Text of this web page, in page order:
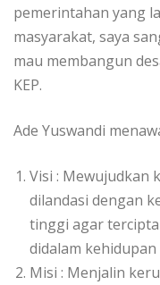
pemerintahan yang
masyarakat, saya
mau membangun
KEP.
Ade Yuswandi
Visi : Mewujudkan
dilandasi dengan
tinggi agar
didalam
Misi : Menjalin